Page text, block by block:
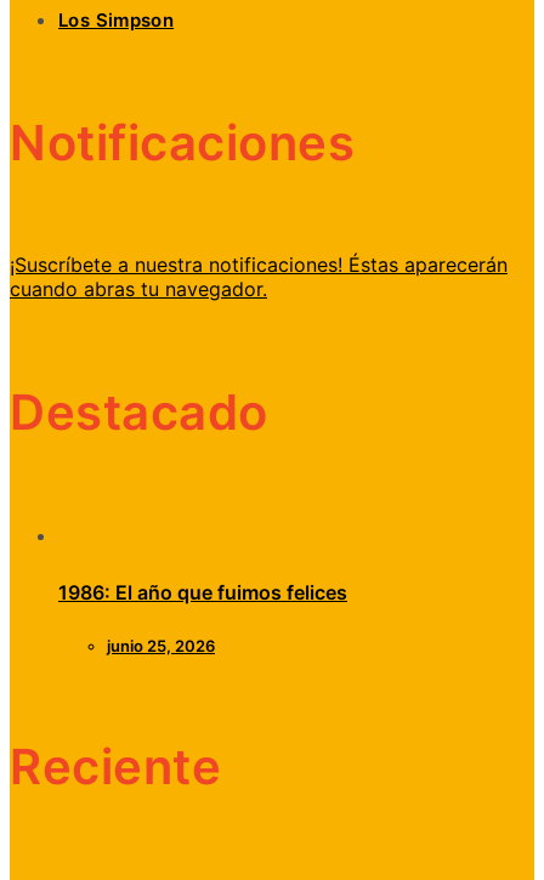
Los Simpson
Notificaciones
¡Suscríbete a nuestra notificaciones! Éstas aparecerán
cuando abras tu navegador.
Destacado
1986: El año que fuimos felices
junio 25, 2026
Reciente